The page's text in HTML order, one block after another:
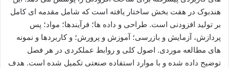
هندبوک در هفت بخش ساختار یافته است که شامل مقدمه ای کامل
بر تولید افزودنی است. طراحی و داده ها؛ فرآیندها؛ مواد؛ پس
پردازش، آزمایش و بازرسی؛ آموزش و پرورش؛ و کاربردها و نمونه
های مطالعه موردی. اصول کلی و روابط عملکردی در هر فصل
توضیح داده شده و با موارد استفاده صنعتی تکمیل شده است. هدف